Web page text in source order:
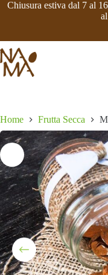
Salta
Chiusura estiva dal 7 al
Home Frutta Secca